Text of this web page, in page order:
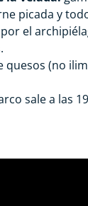
picada y
el
quesos (no
sale a las